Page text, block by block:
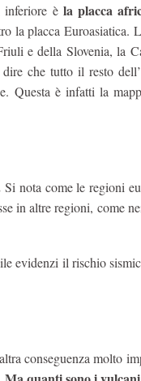
inferiore è la placca
la placca Euroasiatica.
e della Slovenia, la
che tutto il resto
Questa è infatti la
Si nota come le regioni
in altre regioni, come
evidenzi il rischio
conseguenza molto